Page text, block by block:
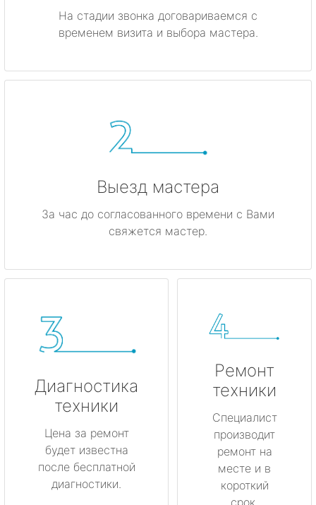
На стадии звонка договариваемся с
временем визита и выбора мастера.
Выезд мастера
За час до согласованного времени с Вами
свяжется мастер.
Диагностика
техники
Цена за ремонт
будет известна
после бесплатной
диагностики.
Ремонт
техники
Специалист
производит
ремонт на
месте и в
короткий